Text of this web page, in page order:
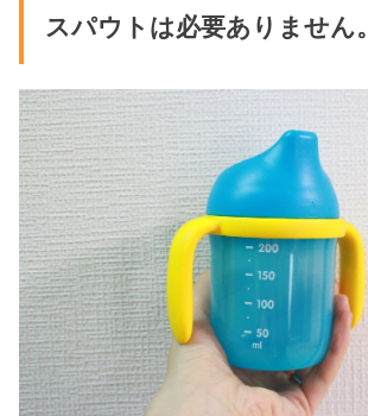
スパウトは必要ありません。